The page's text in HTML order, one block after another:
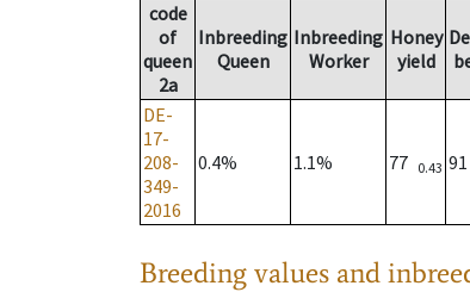
code
of
queen
2a
Inbreeding
Queen
Inbreeding
Worker
Honey
yield
DE-
17-
208-
349-
2016
0.4% 1.1% 77 0.43 91
Breeding values and